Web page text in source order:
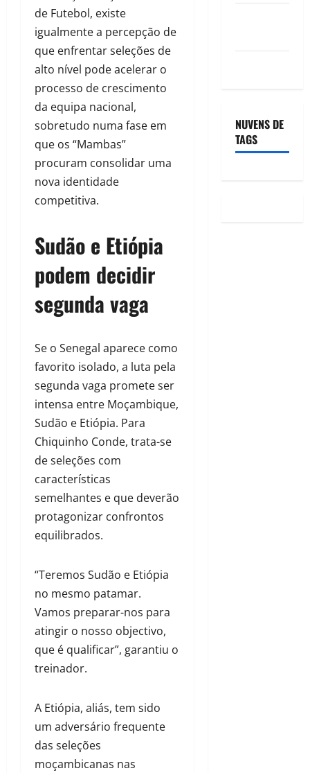
de Futebol, existe
igualmente a percepção de
que enfrentar seleções de
alto nível pode acelerar o
processo de crescimento
da equipa nacional,
sobretudo numa fase em
que os “Mambas”
procuram consolidar uma
nova identidade
competitiva.
Sudão e Etiópia
podem decidir
segunda vaga
Se o Senegal aparece como
favorito isolado, a luta pela
segunda vaga promete ser
intensa entre Moçambique,
Sudão e Etiópia. Para
Chiquinho Conde, trata-se
de seleções com
características
semelhantes e que deverão
protagonizar confrontos
equilibrados.
“Teremos Sudão e Etiópia
no mesmo patamar.
Vamos preparar-nos para
atingir o nosso objectivo,
que é qualificar”, garantiu o
treinador.
A Etiópia, aliás, tem sido
um adversário frequente
das seleções
moçambicanas nas
NUVENS DE
TAGS